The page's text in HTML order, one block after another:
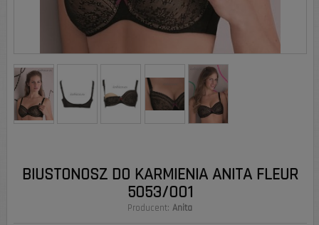
BIUSTONOSZ DO KARMIENIA ANITA FLEUR
5053/001
Producent:Anita